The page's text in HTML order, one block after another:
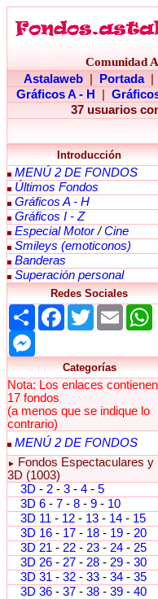
Comunidad
Astalaweb
Portada
Gráficos A - H
37 usuarios
Introducción
MENÚ 2 DE FONDOS
Últimos Fondos
Gráficos A - H
Gráficos I - Z
Especial Motor/Cine
Smileys (emoticonos)
Banderas
Superación personal
Redes Sociales
Share Facebook
TwitterEmail
Categorías
Nota: Los enlaces contienen
17 fondos
(a menos que se indique lo
contrario)
MENÚ 2 DE FONDOS
►
Fondos Espectaculares y
3D (1003)
3D - 2 - 3 - 4 - 5
3D 6 - 7 - 8 - 9 - 10
3D 11 - 12 - 13 - 14 - 15
3D 16 - 17 - 18 - 19 - 20
3D 21 - 22 - 23 - 24 - 25
3D 26 - 27 - 28 - 29 - 30
3D 31 - 32 - 33 - 34 - 35
3D 36 - 37 - 38 - 39 - 40